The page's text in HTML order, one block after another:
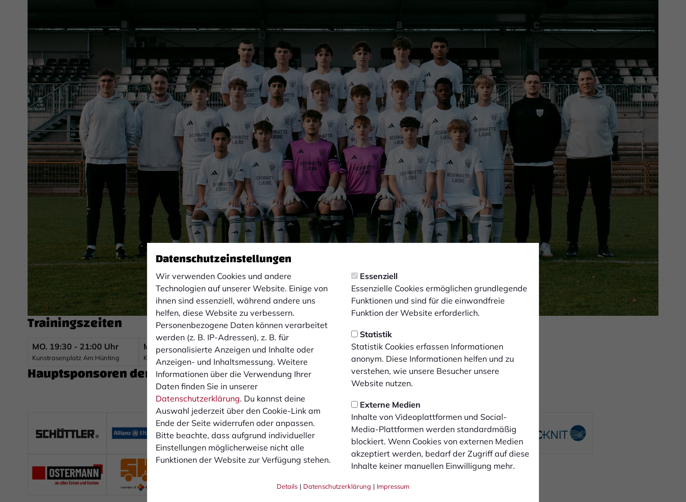
Datenschutzeinstellungen
Wir verwenden Cookies und andere
Technologien auf unserer Website. Einige von
ihnen sind essenziell, während andere uns
helfen, diese Website zu verbessern.
Personenbezogene Daten können verarbeitet
werden (z. B. IP-Adressen), z. B. für
personalisierte Anzeigen und Inhalte oder
Anzeigen- und Inhaltsmessung. Weitere
Informationen über die Verwendung Ihrer
Daten finden Sie in unserer
Datenschutzerklärung. Du kannst deine
Auswahl jederzeit über den Cookie-Link am
Ende der Seite widerrufen oder anpassen.
Bitte beachte, dass aufgrund individueller
Einstellungen möglicherweise nicht alle
Funktionen der Website zur Verfügung stehen.
Essenziell
Essenzielle Cookies ermöglichen grundlegende
Funktionen und sind für die einwandfreie
Funktion der Website erforderlich.
Statistik
Statistik Cookies erfassen Informationen
anonym. Diese Informationen helfen und zu
verstehen, wie unsere Besucher unsere
Website nutzen.
Externe Medien
Inhalte von Videoplattformen und Social-
Media-Plattformen werden standardmäßig
blockiert. Wenn Cookies von externen Medien
akzeptiert werden, bedarf der Zugriff auf diese
Inhalte keiner manuellen Einwilligung mehr.
Details | Datenschutzerklärung | Impressum
Trainingszeiten
MO. 19:30 - 21:00 Uhr
Kunstrasenplatz Am Hünting
MI. 19:30 - 21:00 Uhr
Kunstrasenplatz Am Hünting
FR. 18:00 - 19:30 Uhr
Nebenplatz Alffstraße
Hauptsponsoren der Jugend